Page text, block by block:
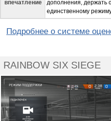
впечатление
дополнения, держать
единственному
Подробнее о системе
RAINBOW SIX SIEGE